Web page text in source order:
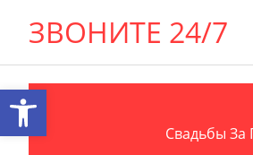
ЗВОНИТЕ 24/7
Свадьбы За
Открыть панель инструментов